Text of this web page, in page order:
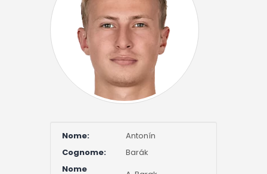
Nome:
Antonín
Cognome:
Barák
Nome